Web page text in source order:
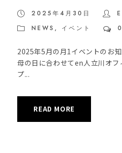
2025年4月30日
NEWS , イベント 0
2025年5月の月1イベントのお
母の日に合わせてen人立川オフ
プ...
READ MORE